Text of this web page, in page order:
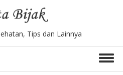
Tips dan Lainnya